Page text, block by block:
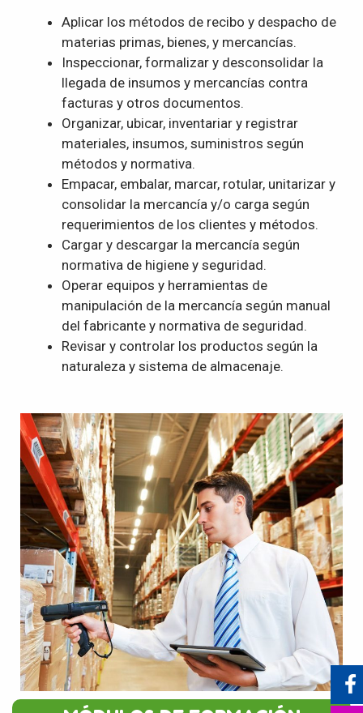
Aplicar los métodos de recibo y despacho de
materias primas, bienes, y mercancías.
Inspeccionar, formalizar y desconsolidar la
llegada de insumos y mercancías contra
facturas y otros documentos.
Organizar, ubicar, inventariar y registrar
materiales, insumos, suministros según
métodos y normativa.
Empacar, embalar, marcar, rotular, unitarizar y
consolidar la mercancía y/o carga según
requerimientos de los clientes y métodos.
Cargar y descargar la mercancía según
normativa de higiene y seguridad.
Operar equipos y herramientas de
manipulación de la mercancía según manual
del fabricante y normativa de seguridad.
Revisar y controlar los productos según la
naturaleza y sistema de almacenaje.